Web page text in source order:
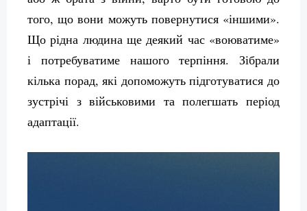
того, що вони можуть повернутися «іншими».
Що рідна людина ще деякий час «воюватиме»
і потребуватиме нашого терпіння. Зібрали
кілька порад, які допоможуть підготуватися до
зустрічі з військовими та полегшать період
адаптації.